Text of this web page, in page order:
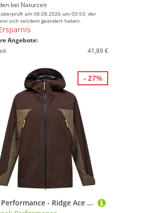
bei Naturzeit
am 08.08.2026 um 00:53; der
sich seitdem geändert haben.
Angebote:
41,89 €
Peak Performance - Ridge Ace 3L Jacket - Regenjacke Gr L braun
- 27%